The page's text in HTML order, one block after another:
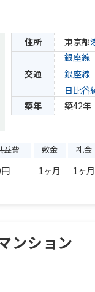
住所 東京都
交通
銀座線
銀座線
日比谷
築年
築42年
益費 敷金 礼金
1ヶ月 1ヶ月
ンション